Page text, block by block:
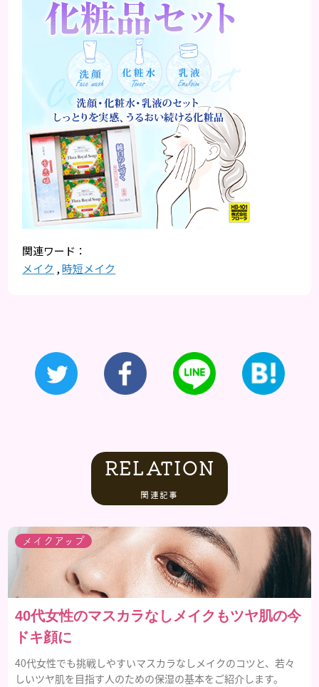
メイク ,時短メイク
RELATION
関連記事
メイクアップ
40代女性のマスカラなしメイクもツヤ肌の今
ドキ顔に
40代女性でも挑戦しやすいマスカラなしメイクのコツと、若々
しいツヤ肌を目指す人のための保湿の基本をご紹介します。